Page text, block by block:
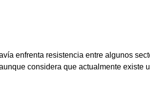
enfrenta resistencia entre algunos
considera que actualmente existe